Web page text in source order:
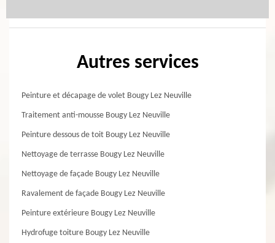
Autres services
Peinture et décapage de volet Bougy Lez Neuville
Traitement anti-mousse Bougy Lez Neuville
Peinture dessous de toit Bougy Lez Neuville
Nettoyage de terrasse Bougy Lez Neuville
Nettoyage de façade Bougy Lez Neuville
Ravalement de façade Bougy Lez Neuville
Peinture extérieure Bougy Lez Neuville
Hydrofuge toiture Bougy Lez Neuville